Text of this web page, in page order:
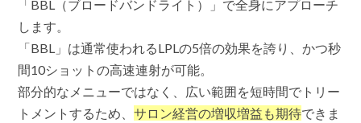
「BBL（ブロードバンドライト）」で全身にアプローチ
します。
「BBL」は通常使われるLPLの5倍の効果を誇り、かつ秒
間10ショットの高速連射が可能。
部分的なメニューではなく、広い範囲を短時間でトリー
トメントするため、サロン経営の増収増益も期待できま